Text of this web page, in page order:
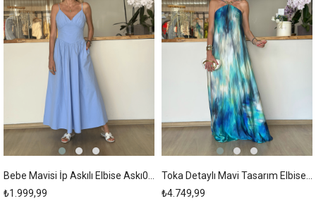
Bebe Mavisi İp Askılı Elbise Askı00212
₺1.999,99
Toka Detaylı Mavi Tasarım Elbise Askı00211
₺4.749,99